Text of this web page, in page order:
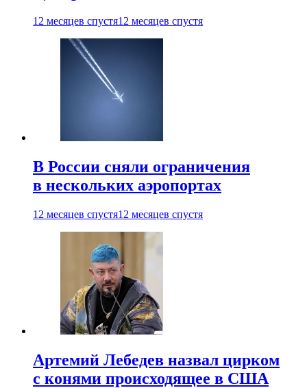
12 месяцев спустя12 месяцев спустя
В России сняли ограничения
в нескольких аэропортах
12 месяцев спустя12 месяцев спустя
Артемий Лебедев назвал цирком
с конями происходящее в США